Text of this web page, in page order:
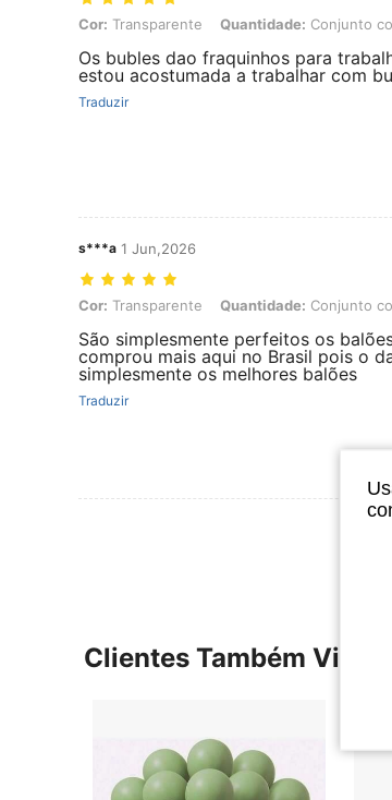
Cor: Transparente, Quantidade: Conjunto com 50
Cor: Transparente Quantidade: Conjunto
Os bubles dao fraquinhos para
estou acostumada a trabalhar com
Traduzir
s***a 1 Jun,2026
Cor: Transparente, Quantidade: Conjunto com 50
Cor: Transparente Quantidade: Conjunto
São simplesmente perfeitos os
comprou mais aqui no Brasil pois o
simplesmente os melhores balões
Traduzir
Clientes Também